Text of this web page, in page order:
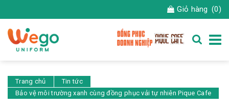
Giỏ hàng (0)
Trang chủ
Tin tức
Bảo vệ môi trường xanh cùng đồng phục vải tự nhiên Pique Cafe